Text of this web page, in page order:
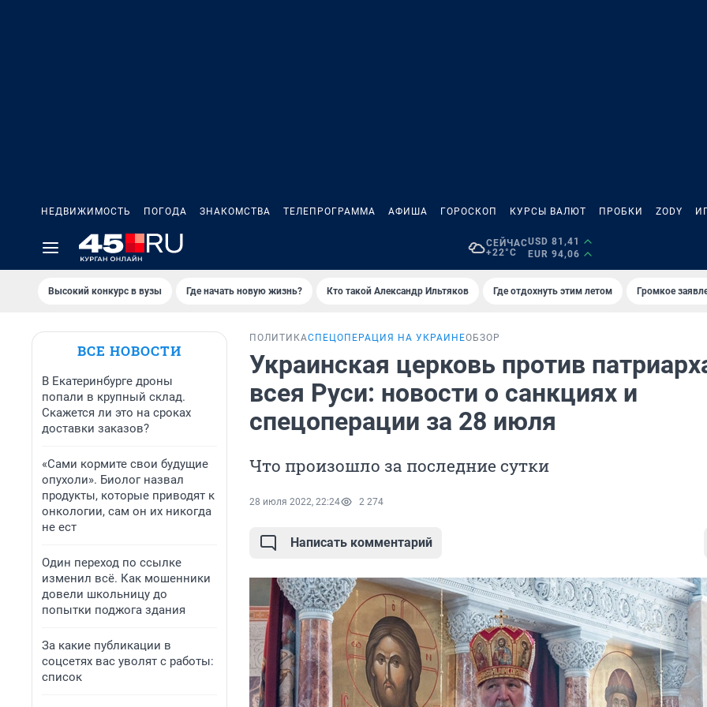
НЕДВИЖИМОСТЬ ПОГОДА ЗНАКОМСТВА ТЕЛЕПРОГРАММА АФИША ГОРОСКОП КУРСЫ ВАЛЮТ ПРОБКИ ZODY
СЕЙЧАС
+22°C
USD 81,41
EUR 94,06
Высокий конкурс в вузы Где начать новую жизнь? Кто такой Александр Ильтяков Где отдохнуть этим летом Громкое
ВСЕ НОВОСТИ
В Екатеринбурге дроны
попали в крупный склад.
Скажется ли это на сроках
доставки заказов?
«Сами кормите свои будущие
опухоли». Биолог назвал
продукты, которые приводят к
онкологии, сам он их никогда
не ест
Один переход по ссылке
изменил всё. Как мошенники
довели школьницу до
попытки поджога здания
За какие публикации в
соцсетях вас уволят с работы:
список
ПОЛИТИКАСПЕЦОПЕРАЦИЯ НА УКРАИНЕОБЗОР
Украинская церковь против
всея Руси: новости о санкциях и
спецоперации за 28 июля
Что произошло за последние сутки
28 июля 2022, 22:24 2 274
Написать комментарий